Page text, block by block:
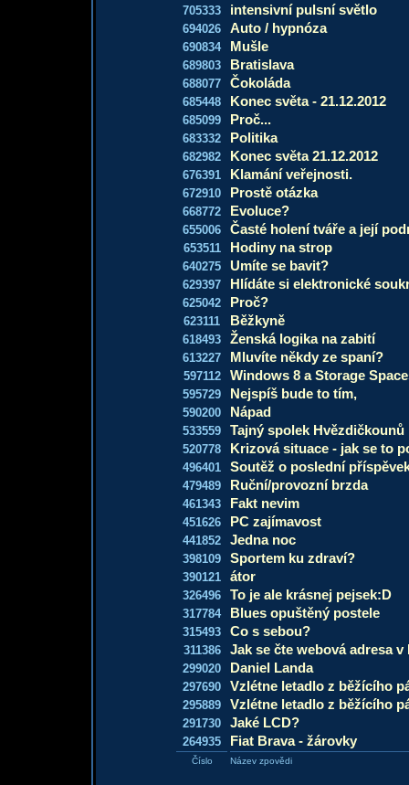
705333 intensivní pulsní světlo
694026 Auto / hypnóza
690834 Mušle
689803 Bratislava
688077 Čokoláda
685448 Konec světa - 21.12.2012
685099 Proč...
683332 Politika
682982 Konec světa 21.12.2012
676391 Klamání veřejnosti.
672910 Prostě otázka
668772 Evoluce?
655006 Časté holení tváře a její
653511 Hodiny na strop
640275 Umíte se bavit?
629397 Hlídáte si elektronické
625042 Proč?
623111 Běžkyně
618493 Ženská logika na zabití
613227 Mluvíte někdy ze spaní?
597112 Windows 8 a Storage
595729 Nejspíš bude to tím,
590200 Nápad
533559 Tajný spolek Hvězdičkounů
520778 Krizová situace - jak se to
496401 Soutěž o poslední
479489 Ruční/provozní brzda
461343 Fakt nevim
451626 PC zajímavost
441852 Jedna noc
398109 Sportem ku zdraví?
390121 átor
326496 To je ale krásnej pejsek:D
317784 Blues opuštěný postele
315493 Co s sebou?
311386 Jak se čte webová adresa v
299020 Daniel Landa
297690 Vzlétne letadlo z běžícího
295889 Vzlétne letadlo z běžícího
291730 Jaké LCD?
264935 Fiat Brava - žárovky
Číslo Název zpovědi